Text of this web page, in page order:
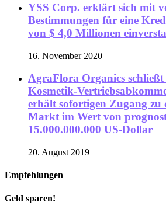
YSS Corp. erklärt sich mit
Bestimmungen für eine
von $ 4,0 Millionen
16. November 2020
AgraFlora Organics
Kosmetik-
erhält sofortigen Zugang zu
Markt im Wert von
15.000.000.000 US-Dollar
20. August 2019
Empfehlungen
Geld sparen!